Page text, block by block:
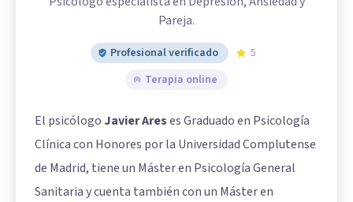
Pareja.
Profesional verificado
5
Terapia online
El psicólogo Javier Areses Graduado en Psicología
Clínica con Honores por la Universidad Complutense
de Madrid, tiene un Máster en Psicología General
Sanitaria y cuenta también con un Máster en